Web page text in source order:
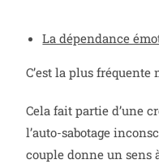
La dépendance
C’est la plus
Cela fait partie d’une
l’auto-sabotage
couple donne un sens